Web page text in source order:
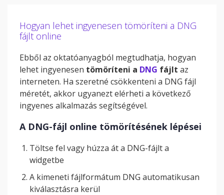
Hogyan lehet ingyenesen tömöríteni a DNG
fájlt online
Ebből az oktatóanyagból megtudhatja, hogyan
lehet ingyenesen tömöríteni a DNG fájlt az
interneten. Ha szeretné csökkenteni a DNG fájl
méretét, akkor ugyanezt elérheti a következő
ingyenes alkalmazás segítségével.
A DNG-fájl online tömörítésének lépései
Töltse fel vagy húzza át a DNG-fájlt a
widgetbe
A kimeneti fájlformátum DNG automatikusan
kiválasztásra kerül